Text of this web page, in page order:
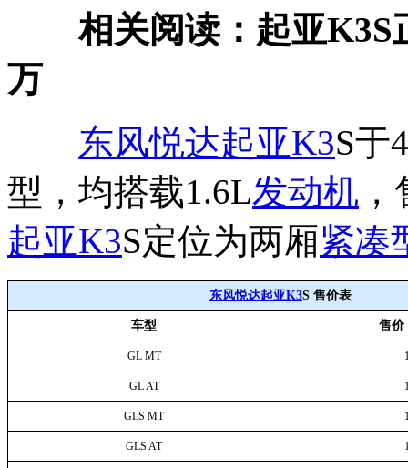
相关阅读：起亚K3S
万
东风悦达起亚K3S于
型，均搭载1.6L发动机
起亚K3S定位为两厢紧凑
东风悦达起亚K3S 售价表
车型 售价
GL MT
GL AT
GLS MT
GLS AT